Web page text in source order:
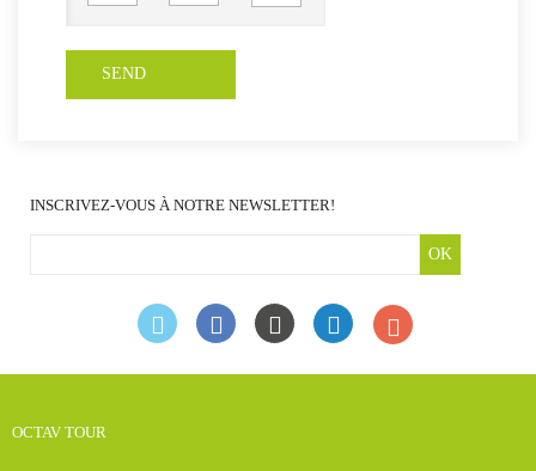
INSCRIVEZ-VOUS À NOTRE NEWSLETTER!
OK
OCTAV TOUR